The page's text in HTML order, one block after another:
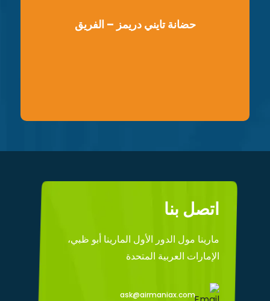
حضانة تايني دريمز – الفريق
اتصل بنا
مارينا مول الدور الأول المارينا أبو ظبي،
الإمارات العربية المتحدة
ask@airmaniax.com